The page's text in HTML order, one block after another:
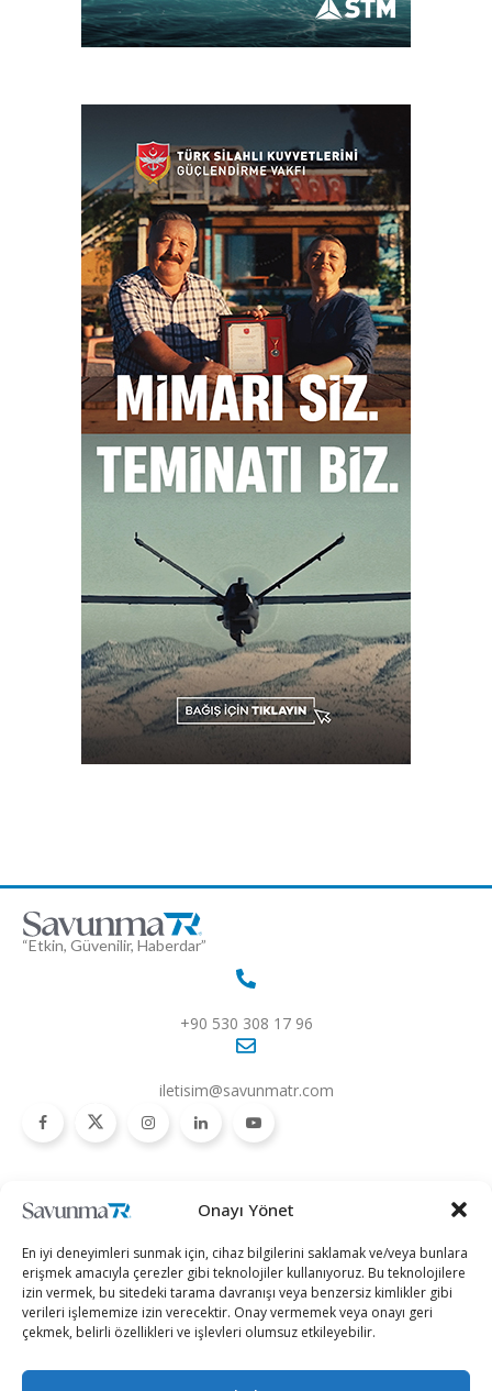
Onayı Yönet
En iyi deneyimleri sunmak için, cihaz bilgilerini saklamak ve/veya bunlara
erişmek amacıyla çerezler gibi teknolojiler kullanıyoruz. Bu teknolojilere
izin vermek, bu sitedeki tarama davranışı veya benzersiz kimlikler gibi
verileri işlememize izin verecektir. Onay vermemek veya onayı geri
çekmek, belirli özellikleri ve işlevleri olumsuz etkileyebilir.
“Etkin, Güvenilir, Haberdar”
+90 530 308 17 96
iletisim@savunmatr.com
Savunma Sanayii
Hava Platformları
Kara Platformları
Deniz Platformları
İnsansız Sistemler
Kategoriler
Siber Güvenlik
Teknoloji
Röportajlar
Politika
SavunmaTR
Hakkımızda
Kariyer
Gizlilik Politikası
Künye